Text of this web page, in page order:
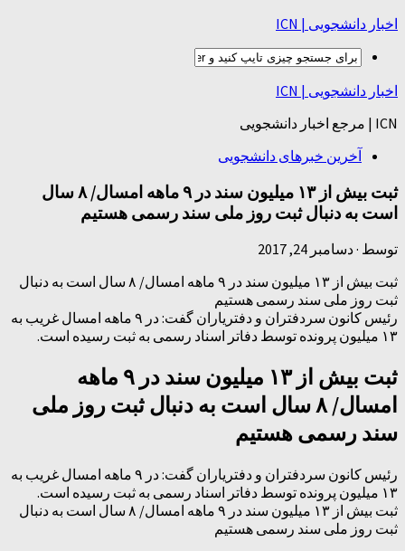
اخبار دانشجویی | ICN
اخبار دانشجویی | ICN
ICN | مرجع اخبار دانشجویی
آخرین خبرهای دانشجویی
ثبت بیش از ۱۳ میلیون سند در ۹ ماهه امسال/ ۸ سال
است به دنبال ثبت روز ملی سند رسمی هستیم
توسط ·دسامبر 24, 2017
ثبت بیش از ۱۳ میلیون سند در ۹ ماهه امسال/ ۸ سال است به دنبال
ثبت روز ملی سند رسمی هستیم
رئیس کانون سردفتران و دفتریاران گفت: در ۹ ماهه امسال غریب به
۱۳ میلیون پرونده توسط دفاتر اسناد رسمی به ثبت رسیده است.
ثبت بیش از ۱۳ میلیون سند در ۹ ماهه
امسال/ ۸ سال است به دنبال ثبت روز ملی
سند رسمی هستیم
رئیس کانون سردفتران و دفتریاران گفت: در ۹ ماهه امسال غریب به
۱۳ میلیون پرونده توسط دفاتر اسناد رسمی به ثبت رسیده است.
ثبت بیش از ۱۳ میلیون سند در ۹ ماهه امسال/ ۸ سال است به دنبال
ثبت روز ملی سند رسمی هستیم